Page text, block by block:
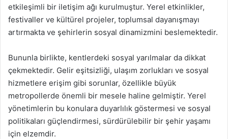
etkileşimli bir iletişim ağı kurulmuştur. Yerel etkinlikler,
festivaller ve kültürel projeler, toplumsal dayanışmayı
artırmakta ve şehirlerin sosyal dinamizmini beslemektedir.
Bununla birlikte, kentlerdeki sosyal yarılmalar da dikkat
çekmektedir. Gelir eşitsizliği, ulaşım zorlukları ve sosyal
hizmetlere erişim gibi sorunlar, özellikle büyük
metropollerde önemli bir mesele haline gelmiştir. Yerel
yönetimlerin bu konulara duyarlılık göstermesi ve sosyal
politikaları güçlendirmesi, sürdürülebilir bir şehir yaşamı
için elzemdir.